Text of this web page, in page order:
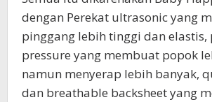
dengan Perekat ultrasonic yang
pinggang lebih tinggi dan
pressure yang membuat popok
namun menyerap lebih banyak,
dan breathable backsheet yang